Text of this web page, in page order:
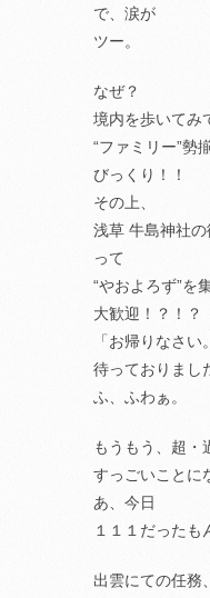
で、涙が
ツー。
なぜ？
境内を歩いてみ
“ファミリー”勢
びっくり！！
その上、
浅草 牛島神社
って
“やおよろず”を
大歓迎！？！？
「お帰りなさい。
待っておりまし
ふ、ふわぁ。
もうもう、超・
すっごいことに
あ、今日
１１１だったも
出雲にての任務